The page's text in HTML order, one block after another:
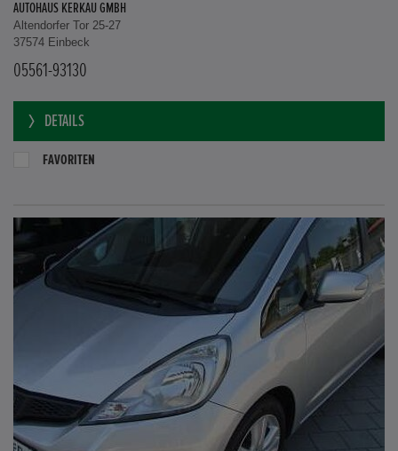
AUTOHAUS KERKAU GMBH
Altendorfer Tor 25-27
37574 Einbeck
05561-93130
DETAILS
FAVORITEN